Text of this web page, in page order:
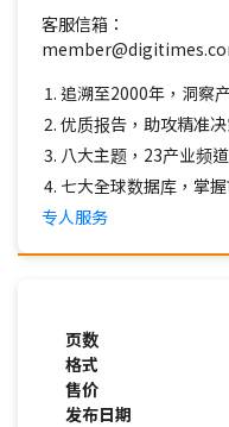
客服信箱：
追溯至2000年，洞察
优质报告，助攻精准
八大主题，23产业频
七大全球数据库，掌
专人服务
页数
格式
售价
发布日期